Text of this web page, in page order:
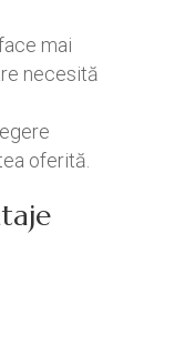
mai
necesită
oferită.